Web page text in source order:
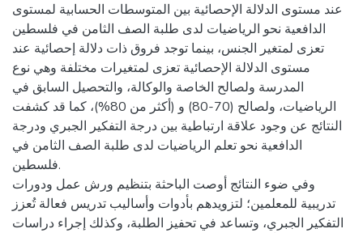
عند مستوى الدلالة الإحصائية بين المتوسطات الحسابية لمستوى
الدافعية نحو الرياضيات لدى طلبة الصف الثامن في فلسطين
تعزى لمتغير الجنس، بينما توجد فروق ذات دلالة إحصائية عند
مستوى الدلالة الإحصائية تعزى لمتغيرات مختلفة وهي نوع
المدرسة ولصالح الخاصة والوكالة، والتحصيل السابق في
الرياضيات، ولصالح (70-80) و (أكثر من 80%)، كما قد كشفت
النتائج عن وجود علاقة ارتباطية بين درجة التفكير الجبري ودرجة
الدافعية نحو تعلم الرياضيات لدى طلبة الصف الثامن في
فلسطين.
وفي ضوء النتائج أوصت الباحثة بتنظيم ورش عمل ودورات
تدريبية للمعلمين؛ لتزويدهم بأدوات وأساليب تدريس فعالة تُعزز
التفكير الجبري، وتساعد في تحفيز الطلبة، وكذلك إجراء دراسات